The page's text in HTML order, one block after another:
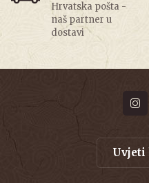
Hrvatska pošta -
naš partner u
dostavi
Uvjeti